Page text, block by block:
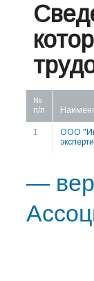
№
п/п
1
ООО
—